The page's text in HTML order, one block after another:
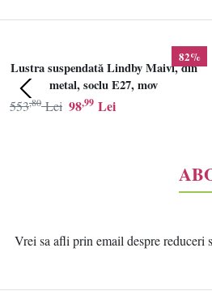
82%
Lustra suspendată Lindby Maivi, din
metal, soclu E27, mov
98,99 Lei
553,80 Lei
Vrei sa afli prin email despre reduceri